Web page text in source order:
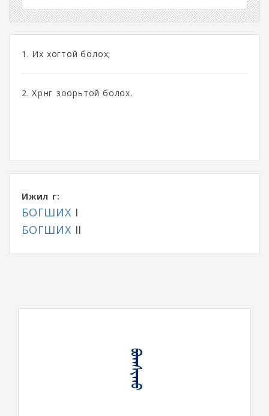
1. Их хогтой болох;
2. Хөрөнгө зоорьтой болох.
Ижил үг:
БОГШИХ I
БОГШИХ II
ᠪᠣᠭᠰᠢᠬᠤ